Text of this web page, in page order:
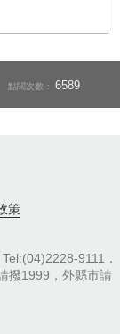
點閱次數：6589
策
9111．
撥1999，外縣市請